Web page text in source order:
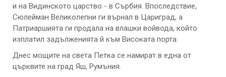
и на Видинското царство - в Сърбия. Впоследствие,
Сюлейман Великолепни ги върнал в Цариград, а
Патриаршията ги продала на влашки войвода, който
изплатил задълженията й към Високата порта.
Днес мощите на света Петка се намират в една от
църквите на град Яш, Румъния.